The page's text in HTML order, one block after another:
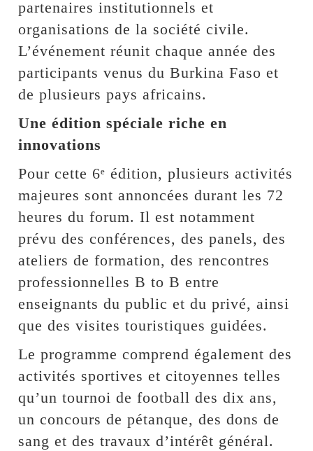
partenaires institutionnels et
organisations de la société civile.
L’événement réunit chaque année des
participants venus du Burkina Faso et
de plusieurs pays africains.
Une édition spéciale riche en
innovations
Pour cette 6ᵉ édition, plusieurs activités
majeures sont annoncées durant les 72
heures du forum. Il est notamment
prévu des conférences, des panels, des
ateliers de formation, des rencontres
professionnelles B to B entre
enseignants du public et du privé, ainsi
que des visites touristiques guidées.
Le programme comprend également des
activités sportives et citoyennes telles
qu’un tournoi de football des dix ans,
un concours de pétanque, des dons de
sang et des travaux d’intérêt général.